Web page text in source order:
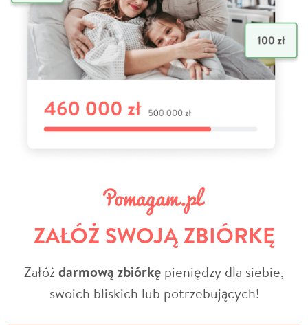
ZAŁÓŻ SWOJĄ ZBIÓRKĘ
Załóżdarmową zbiórkę pieniędzy dla siebie,
swoich bliskich lub potrzebujących!